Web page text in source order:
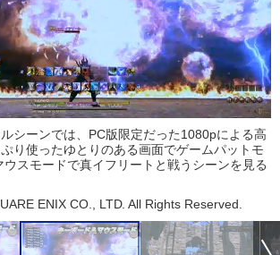
シーンでは、PC版限定だった1080pによる高
り使ったゆとりのある画面でゲームパットモ
スモードで真イフリートと戦うシーンを見る
ENIX CO., LTD. All Rights Reserved.